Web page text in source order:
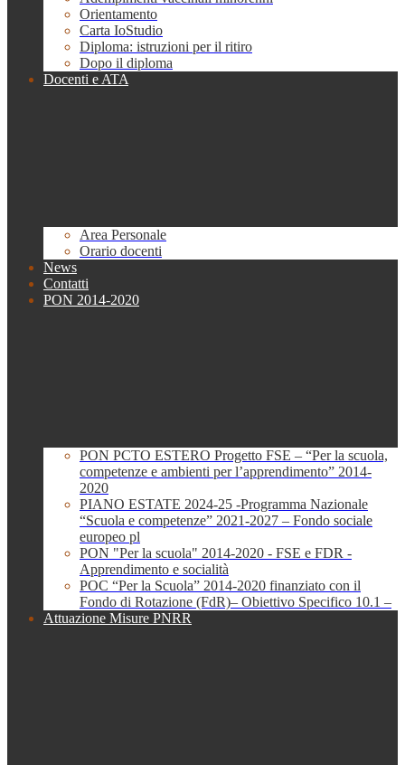
Orientamento
Carta IoStudio
Diploma: istruzioni per il ritiro
Dopo il diploma
Docenti e ATA
Area Personale
Orario docenti
News
Contatti
PON 2014-2020
PON PCTO ESTERO Progetto FSE – “Per la scuola,
competenze e ambienti per l’apprendimento” 2014-
2020
PIANO ESTATE 2024-25 -Programma Nazionale
“Scuola e competenze” 2021-2027 – Fondo sociale
europeo pl
PON "Per la scuola" 2014-2020 - FSE e FDR -
Apprendimento e socialità
POC “Per la Scuola” 2014-2020 finanziato con il
Fondo di Rotazione (FdR)– Obiettivo Specifico 10.1 –
Attuazione Misure PNRR